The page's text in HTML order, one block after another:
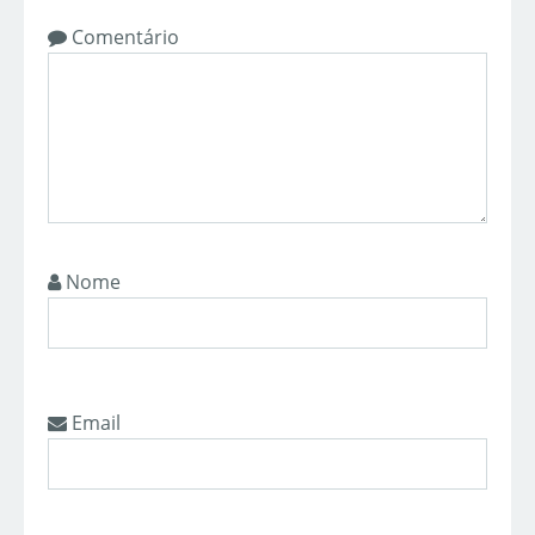
Comentário
Nome
Email